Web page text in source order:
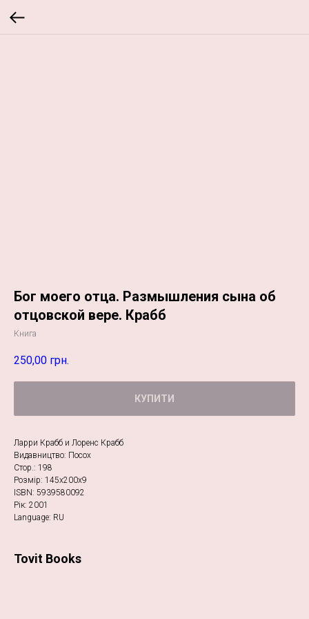
Бог моего отца. Размышления сына об
отцовской вере. Крабб
Книга
250,00 грн.
КУПИТИ
Ларри Крабб и Лоренс Крабб
Видавництво: Посох
Стор.: 198
Розмір: 145х200х9
ISBN: 5939580092
Рік: 2001
Language: RU
Tovit Books